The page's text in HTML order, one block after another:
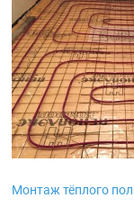
Монтаж тёплого